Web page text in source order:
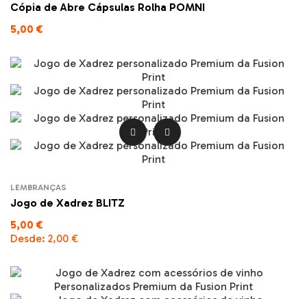
Cópia de Abre Cápsulas Rolha POMNI
5,00 €
 
LEMBRANÇAS
Jogo de Xadrez BLITZ
5,00 €
Desde: 2,00 €